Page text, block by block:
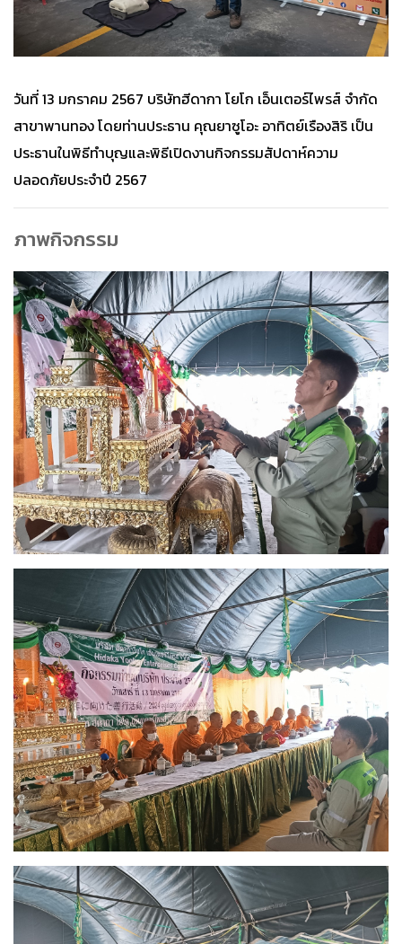
วันที่ 13 มกราคม 2567 บริษัทฮีดากา โยโก เอ็นเตอร์ไพรส์ จำกัด
สาขาพานทอง โดยท่านประธาน คุณยาซูโอะ อาทิตย์เรืองสิริ เป็น
ประธานในพิธีทำบุญและพิธีเปิดงานกิจกรรมสัปดาห์ความ
ปลอดภัยประจำปี 2567
ภาพกิจกรรม